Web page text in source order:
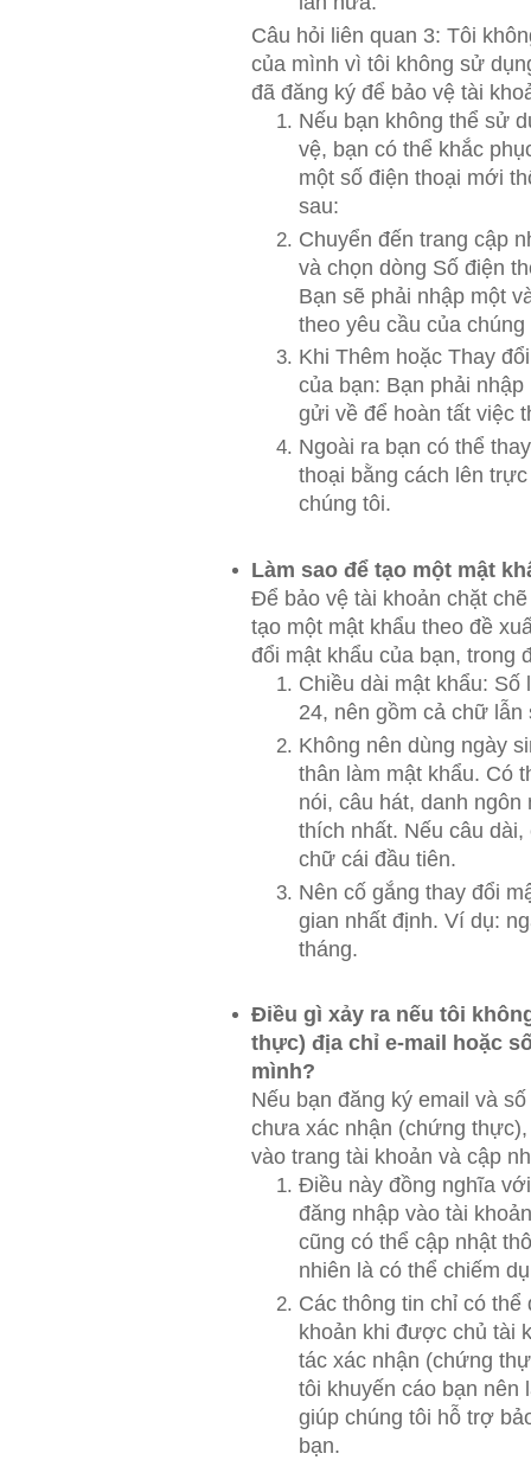
Câu hỏi liên quan 3: Tôi
của mình vì tôi không sử
đã đăng ký để bảo vệ tài
Nếu bạn không thể sử
vệ, bạn có thể khắc
một số điện thoại mới
sau:
Chuyển đến trang cập
và chọn dòng Số điện
Bạn sẽ phải nhập một
theo yêu cầu của chúng
Khi Thêm hoặc Thay
của bạn: Bạn phải
gửi về để hoàn tất việc
Ngoài ra bạn có thể
thoại bằng cách lên
chúng tôi.
Làm sao để tạo một mật
Để bảo vệ tài khoản chặt
tạo một mật khẩu theo đề
đổi mật khẩu của bạn, trong
Chiều dài mật khẩu:
24, nên gồm cả chữ lẫn
Không nên dùng ngày
thân làm mật khẩu. Có
nói, câu hát, danh
thích nhất. Nếu câu
chữ cái đầu tiên.
Nên cố gắng thay đổi
gian nhất định. Ví dụ:
tháng.
Điều gì xảy ra nếu tôi
thực) địa chỉ e-mail hoặc
mình?
Nếu bạn đăng ký email và
chưa xác nhận (chứng
vào trang tài khoản và cập
Điều này đồng nghĩa
đăng nhập vào tài
cũng có thể cập nhật
nhiên là có thể chiếm
Các thông tin chỉ có
khoản khi được chủ tài
tác xác nhận (chứng
tôi khuyến cáo bạn nên
giúp chúng tôi hỗ trợ
bạn.